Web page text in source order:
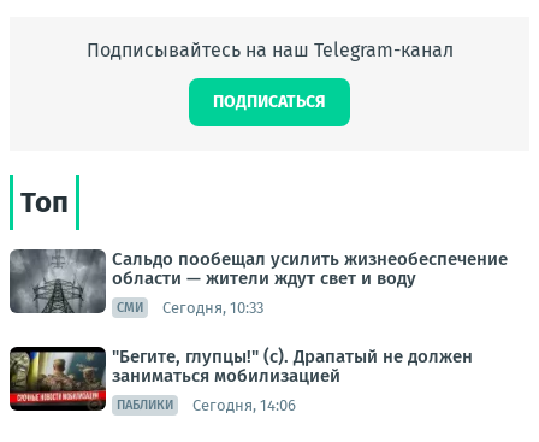
Подписывайтесь на наш Telegram-канал
ПОДПИСАТЬСЯ
Топ
Сальдо пообещал усилить жизнеобеспечение
области — жители ждут свет и воду
СМИ Сегодня, 10:33
"Бегите, глупцы!" (с). Драпатый не должен
заниматься мобилизацией
ПАБЛИКИ Сегодня, 14:06